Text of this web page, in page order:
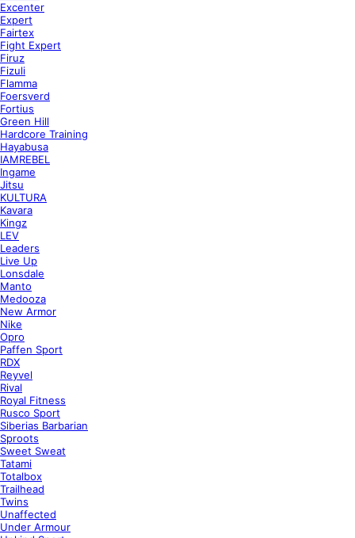
Excenter
Expert
Fairtex
Fight Expert
Firuz
Fizuli
Flamma
Foersverd
Fortius
Green Hill
Hardcore Training
Hayabusa
IAMREBEL
Ingame
Jitsu
KULTURA
Kavara
Kingz
LEV
Leaders
Live Up
Lonsdale
Manto
Medooza
New Armor
Nike
Opro
Paffen Sport
RDX
Reyvel
Rival
Royal Fitness
Rusco Sport
Siberias Barbarian
Sproots
Sweet Sweat
Tatami
Totalbox
Trailhead
Twins
Unaffected
Under Armour